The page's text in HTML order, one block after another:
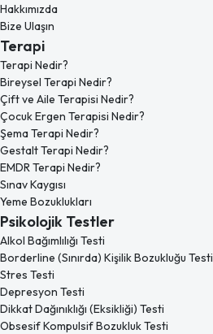
Hakkımızda
Bize Ulaşın
Terapi
Terapi Nedir?
Bireysel Terapi Nedir?
Çift ve Aile Terapisi Nedir?
Çocuk Ergen Terapisi Nedir?
Şema Terapi Nedir?
Gestalt Terapi Nedir?
EMDR Terapi Nedir?
Sınav Kaygısı
Yeme Bozuklukları
Psikolojik Testler
Alkol Bağımlılığı Testi
Borderline (Sınırda) Kişilik Bozukluğu Testi
Stres Testi
Depresyon Testi
Dikkat Dağınıklığı (Eksikliği) Testi
Obsesif Kompulsif Bozukluk Testi